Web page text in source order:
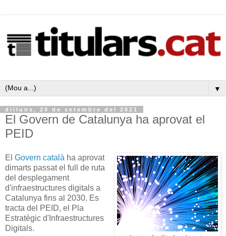
▼
dilluns, 20 de setembre del 2021
El Govern de Catalunya ha aprovat el
PEID
El Govern català ha aprovat
dimarts passat el full de ruta
del desplegament
d'infraestructures digitals a
Catalunya fins al 2030. Es
tracta del PEID, el Pla
Estratègic d'Infraestructures
Digitals.